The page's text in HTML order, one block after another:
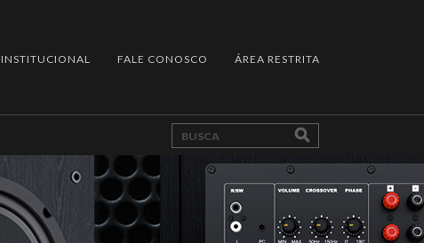
INSTITUCIONAL FALE CONOSCO ÁREA RESTRITA